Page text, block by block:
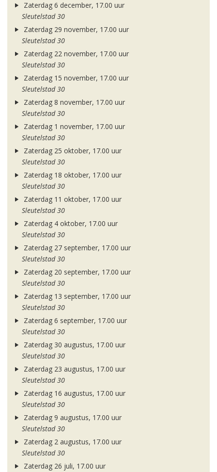
Zaterdag 6 december, 17.00 uur
Sleutelstad 30
Zaterdag 29 november, 17.00 uur
Sleutelstad 30
Zaterdag 22 november, 17.00 uur
Sleutelstad 30
Zaterdag 15 november, 17.00 uur
Sleutelstad 30
Zaterdag 8 november, 17.00 uur
Sleutelstad 30
Zaterdag 1 november, 17.00 uur
Sleutelstad 30
Zaterdag 25 oktober, 17.00 uur
Sleutelstad 30
Zaterdag 18 oktober, 17.00 uur
Sleutelstad 30
Zaterdag 11 oktober, 17.00 uur
Sleutelstad 30
Zaterdag 4 oktober, 17.00 uur
Sleutelstad 30
Zaterdag 27 september, 17.00 uur
Sleutelstad 30
Zaterdag 20 september, 17.00 uur
Sleutelstad 30
Zaterdag 13 september, 17.00 uur
Sleutelstad 30
Zaterdag 6 september, 17.00 uur
Sleutelstad 30
Zaterdag 30 augustus, 17.00 uur
Sleutelstad 30
Zaterdag 23 augustus, 17.00 uur
Sleutelstad 30
Zaterdag 16 augustus, 17.00 uur
Sleutelstad 30
Zaterdag 9 augustus, 17.00 uur
Sleutelstad 30
Zaterdag 2 augustus, 17.00 uur
Sleutelstad 30
Zaterdag 26 juli, 17.00 uur